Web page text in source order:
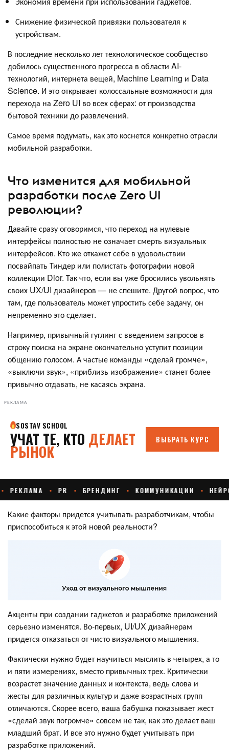
Снижение физической привязки пользователя к
устройствам.
В последние несколько лет технологическое сообщество
добилось существенного прогресса в области AI-
технологий, интернета вещей, Machine Learning и Data
Science. И это открывает колоссальные возможности для
перехода на Zero UI во всех сферах: от производства
бытовой техники до развлечений.
Самое время подумать, как это коснется конкретно отрасли
мобильной разработки.
Что изменится для мобильной
разработки после Zero UI
революции?
Давайте сразу оговоримся, что переход на нулевые
интерфейсы полностью не означает смерть визуальных
интерфейсов. Кто же откажет себе в удовольствии
посвайпать Тиндер или полистать фотографии новой
коллекции Dior. Так что, если вы уже бросились увольнять
своих UX/UI дизайнеров — не спешите. Другой вопрос, что
там, где пользователь может упростить себе задачу, он
непременно это сделает.
Например, привычный гуглинг с введением запросов в
строку поиска на экране окончательно уступит позиции
общению голосом. А частые команды «сделай громче»,
«выключи звук», «приблизь изображение» станет более
привычно отдавать, не касаясь экрана.
РЕКЛАМА
Какие факторы придется учитывать разработчикам, чтобы
приспособиться к этой новой реальности?
Акценты при создании гаджетов и разработке приложений
серьезно изменятся. Во-первых, UI/UX дизайнерам
придется отказаться от чисто визуального мышления.
Фактически нужно будет научиться мыслить в четырех, а то
и пяти измерениях, вместо привычных трех. Критически
возрастет значение данных и контекста, ведь слова и
жесты для различных культур и даже возрастных групп
отличаются. Скорее всего, ваша бабушка показывает жест
«сделай звук погромче» совсем не так, как это делает ваш
младший брат. И все это нужно будет учитывать при
разработке приложений.